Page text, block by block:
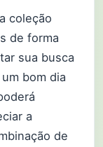
coleção
de forma
sua busca
bom dia
a
de